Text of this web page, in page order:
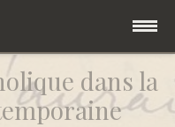
dans la